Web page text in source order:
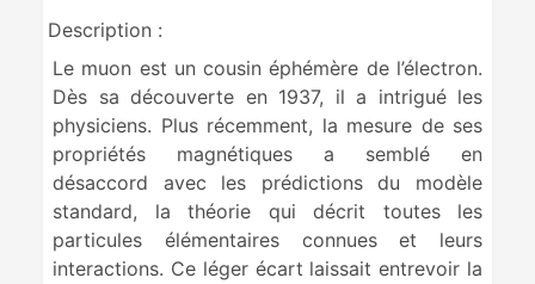
Description :
Le muon est un cousin éphémère de l’électron.
Dès sa découverte en 1937, il a intrigué les
physiciens. Plus récemment, la mesure de ses
propriétés magnétiques a semblé en
désaccord avec les prédictions du modèle
standard, la théorie qui décrit toutes les
particules élémentaires connues et leurs
interactions. Ce léger écart laissait entrevoir la